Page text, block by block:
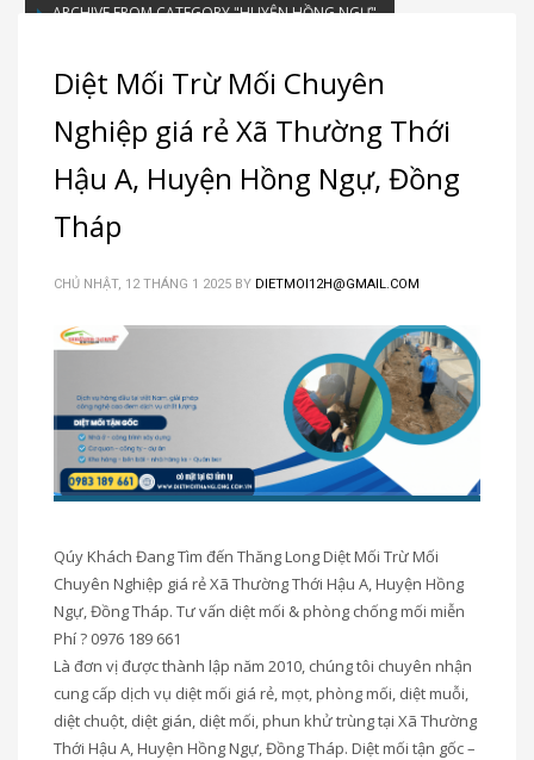
ARCHIVE FROM CATEGORY "HUYỆN HỒNG NGỰ"
Category: Huyện Hồng Ngự
Diệt Mối Trừ Mối Chuyên
Nghiệp giá rẻ Xã Thường Thới
Hậu A, Huyện Hồng Ngự, Đồng
Tháp
CHỦ NHẬT, 12 THÁNG 1 2025 BY DIETMOI12H@GMAIL.COM
Qúy Khách Đang Tìm đến Thăng Long Diệt Mối Trừ Mối
Chuyên Nghiệp giá rẻ Xã Thường Thới Hậu A, Huyện Hồng
Ngự, Đồng Tháp. Tư vấn diệt mối & phòng chống mối miễn
Phí ? 0976 189 661
Là đơn vị được thành lập năm 2010, chúng tôi chuyên nhận
cung cấp dịch vụ diệt mối giá rẻ, mọt, phòng mối, diệt muỗi,
diệt chuột, diệt gián, diệt mối, phun khử trùng tại Xã Thường
Thới Hậu A, Huyện Hồng Ngự, Đồng Tháp. Diệt mối tận gốc –